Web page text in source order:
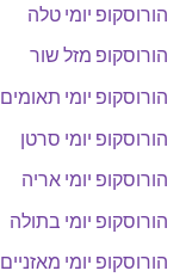
הורוסקופ יומי טלה
הורוסקופ מזל שור
הורוסקופ יומי תאומים
הורוסקופ יומי סרטן
הורוסקופ יומי אריה
הורוסקופ יומי בתולה
הורוסקופ יומי מאזניים